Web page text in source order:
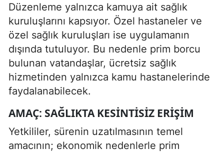
Düzenleme yalnızca kamuya ait sağlık
kuruluşlarını kapsıyor. Özel hastaneler ve
özel sağlık kuruluşları ise uygulamanın
dışında tutuluyor. Bu nedenle prim borcu
bulunan vatandaşlar, ücretsiz sağlık
hizmetinden yalnızca kamu hastanelerinde
faydalanabilecek.
AMAÇ: SAĞLIKTA KESINTISIZ ERIŞIM
Yetkililer, sürenin uzatılmasının temel
amacının; ekonomik nedenlerle prim